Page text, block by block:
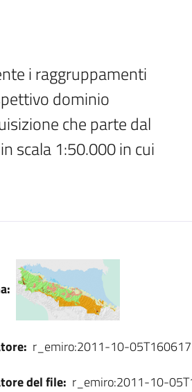
i raggruppamenti
dominio
che parte dal
scala 1:50.000 in cui
r_emiro:2011-10-05T160617
del file: r_emiro:2011-10-